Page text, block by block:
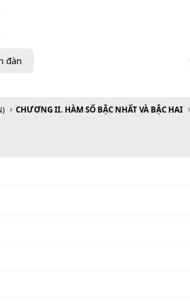
đàn
CHƯƠNG II. HÀM SỐ BẬC NHẤT VÀ BẬC HAI